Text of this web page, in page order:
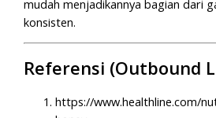
mudah menjadikannya bagian dari
konsisten.
Referensi (Outbound
https://www.healthline.com/